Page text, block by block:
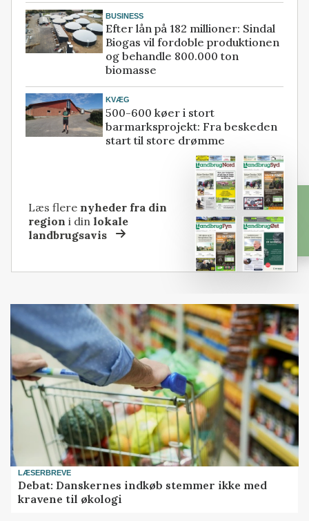
BUSINESS
Efter lån på 182 millioner: Sindal
Biogas vil fordoble produktionen
og behandle 800.000 ton
biomasse
KVÆG
500-600 køer i stort
barmarksprojekt: Fra beskeden
start til store drømme
Læs flere nyheder fra din
region i dinlokale
landbrugsavis
LÆSERBREVE
Debat: Danskernes indkøb stemmer ikke med
kravene til økologi